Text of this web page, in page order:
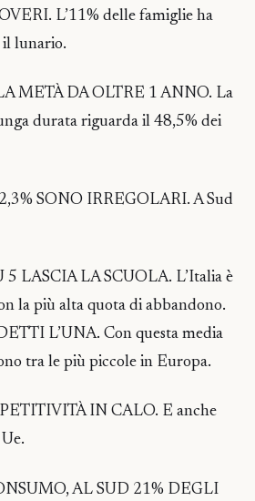
L’11% delle famiglie ha
il lunario.
METÀ DA OLTRE 1 ANNO. La
durata riguarda il 48,5% dei
SONO IRREGOLARI. A Sud
5 LASCIA LA SCUOLA. L’Italia è
la più alta quota di abbandono.
L’UNA. Con questa media
tra le più piccole in Europa.
IN CALO. E anche
AL SUD 21% DEGLI